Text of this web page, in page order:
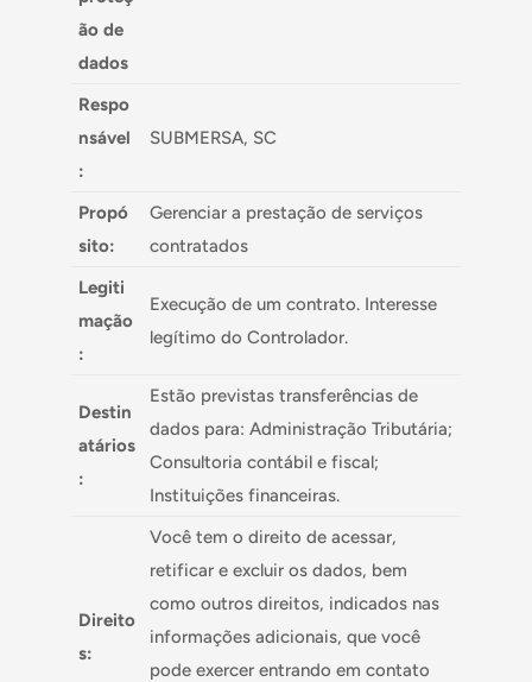
ão de
dados
Respo
nsável
:
SUBMERSA, SC
Propó
sito:
Gerenciar a prestação de serviços
contratados
Legiti
mação
:
Execução de um contrato. Interesse
legítimo do Controlador.
Destin
atários
:
Estão previstas transferências de
dados para: Administração Tributária;
Consultoria contábil e fiscal;
Instituições financeiras.
Direito
s:
Você tem o direito de acessar,
retificar e excluir os dados, bem
como outros direitos, indicados nas
informações adicionais, que você
pode exercer entrando em contato